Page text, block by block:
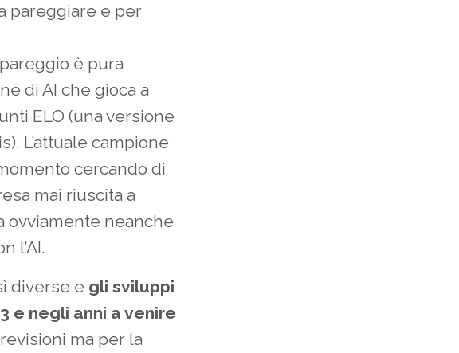
pareggiare e per
è pura
di AI che gioca a
ELO (una versione
L’attuale campione
cercando di
mai riuscita a
ovviamente neanche
l’AI.
diverse e gli sviluppi
e negli anni a venire
ma per la